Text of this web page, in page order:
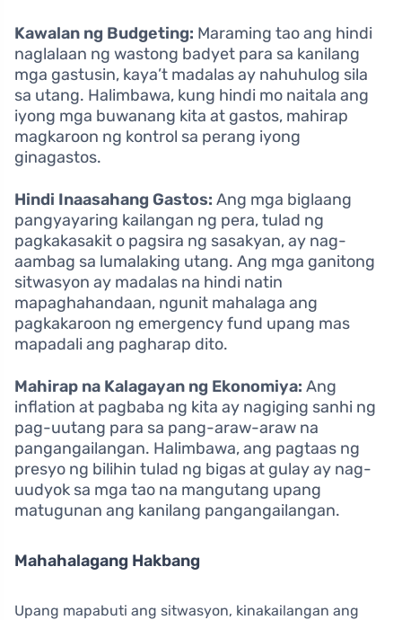
Kawalan ng Budgeting: Maraming tao ang hindi
naglalaan ng wastong badyet para sa kanilang
mga gastusin, kaya’t madalas ay nahuhulog sila
sa utang. Halimbawa, kung hindi mo naitala ang
iyong mga buwanang kita at gastos, mahirap
magkaroon ng kontrol sa perang iyong
ginagastos.
Hindi Inaasahang Gastos: Ang mga biglaang
pangyayaring kailangan ng pera, tulad ng
pagkakasakit o pagsira ng sasakyan, ay nag-
aambag sa lumalaking utang. Ang mga ganitong
sitwasyon ay madalas na hindi natin
mapaghahandaan, ngunit mahalaga ang
pagkakaroon ng emergency fund upang mas
mapadali ang pagharap dito.
Mahirap na Kalagayan ng Ekonomiya: Ang
inflation at pagbaba ng kita ay nagiging sanhi ng
pag-uutang para sa pang-araw-araw na
pangangailangan. Halimbawa, ang pagtaas ng
presyo ng bilihin tulad ng bigas at gulay ay nag-
uudyok sa mga tao na mangutang upang
matugunan ang kanilang pangangailangan.
Mahahalagang Hakbang
Upang mapabuti ang sitwasyon, kinakailangan ang